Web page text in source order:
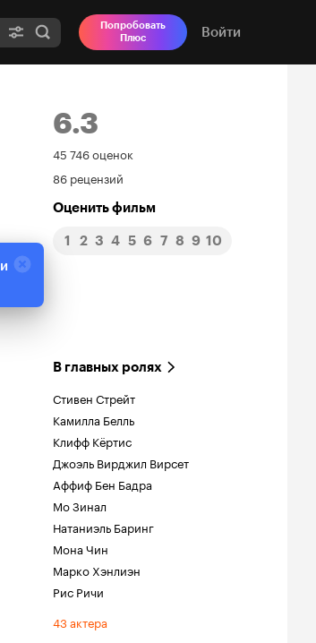
Попробовать
Плюс
Войти
6.3
Рейтинг
Кинопоиска
6.3
45 746 оценок
86 рецензий
Оценить фильм
1 2 3 4 5 6 7 8 9 10
В главных ролях
Стивен Стрейт
Камилла Белль
Клифф Кёртис
Джоэль Вирджил Вирсет
Аффиф Бен Бадра
Мо Зинал
Натаниэль Баринг
Мона Чин
Марко Хэнлиэн
Рис Ричи
43 актера